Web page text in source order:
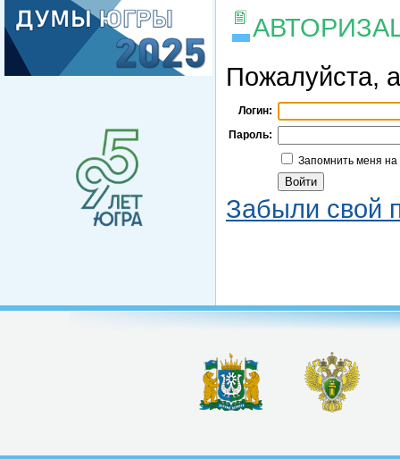
Пожалуйста,
Логин:
Пароль:
Запомнить меня
Забыли свой